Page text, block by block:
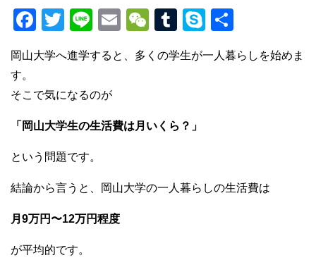
F
a
c
e
o
o
k
T
tt
er
Li
e
E
ail
W
C
T
u
m
S
p
岡山大学へ進学すると、多くの学生が一人暮らしを始めま
す。
そこで気になるのが
「岡山大学生の生活費は月いくら？」
という問題です。
結論から言うと、岡山大学の一人暮らしの生活費は
月9万円〜12万円程度
が平均的です。